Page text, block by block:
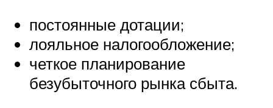
постоянные дотации;
лояльное налогообложение;
четкое планирование
безубыточного рынка сбыта.